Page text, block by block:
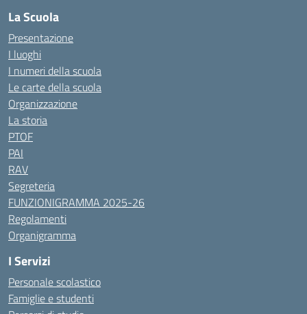
La Scuola
Presentazione
I luoghi
I numeri della scuola
Le carte della scuola
Organizzazione
La storia
PTOF
PAI
RAV
Segreteria
FUNZIONIGRAMMA 2025-26
Regolamenti
Organigramma
I Servizi
Personale scolastico
Famiglie e studenti